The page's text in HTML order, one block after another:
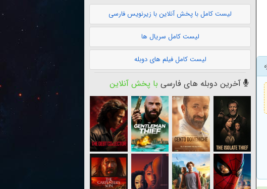
لیست کامل با پخش آنلاین با زیرنویس فارسی
لیست کامل سریال ها
لیست کامل فیلم های دوبله
آخرین دوبله های فارسی با پخش آنلاین